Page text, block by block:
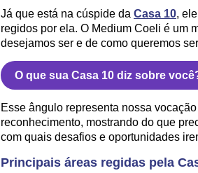
Já que está na cúspide da Casa 10,
regidos por ela. O Medium Coeli é um
desejamos ser e de como queremos
O que sua Casa 10 diz sobre
Esse ângulo representa nossa
reconhecimento, mostrando do que
com quais desafios e oportunidades
Principais áreas regidas pela